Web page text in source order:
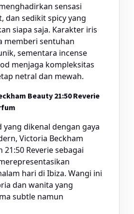
sensasi
dan sedikit spicy yang
siapa saja. Karakter iris
memberi sentuhan
sementara incense
menjaga kompleksitas
netral dan mewah.
Beauty 21:50 Reverie
yang dikenal dengan gaya
Victoria Beckham
Reverie sebagai
hari di Ibiza. Wangi ini
dan wanita yang
subtle namun